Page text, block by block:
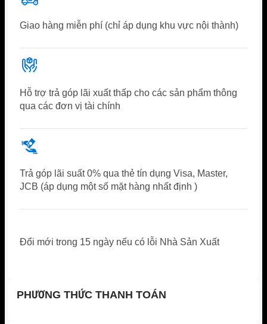
Giao hàng miễn phí (chỉ áp dụng khu vực nội thành)
Hỗ trợ trả góp lãi xuất thấp cho các sản phẩm thông
qua các đơn vị tài chính
Trả góp lãi suất 0% qua thẻ tín dụng Visa, Master,
JCB (áp dụng một số mặt hàng nhất định )
Đổi mới trong 15 ngày nếu có lỗi Nhà Sản Xuất
PHƯƠNG THỨC THANH TOÁN